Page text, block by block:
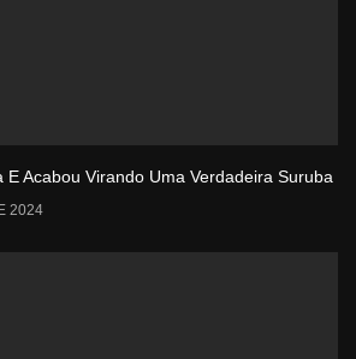
E Acabou Virando Uma Verdadeira Suruba
2024